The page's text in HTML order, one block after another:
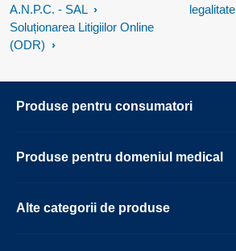
A.N.P.C. - SAL
Soluționarea Litigiilor Online
(ODR)
legalitate
Produse pentru consumatori
Produse pentru domeniul medical
Alte categorii de produse